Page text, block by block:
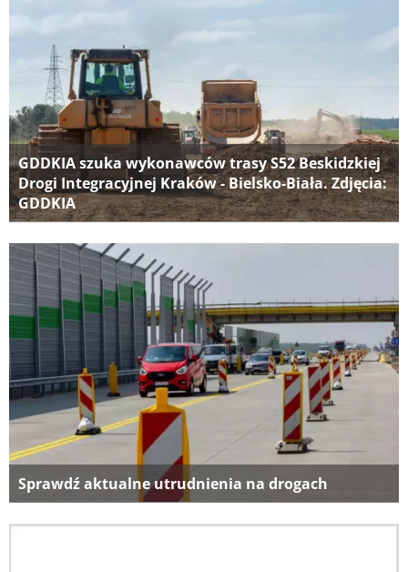
GDDKIA szuka wykonawców trasy S52 Beskidzkiej
Drogi Integracyjnej Kraków - Bielsko-Biała. Zdjęcia:
GDDKIA
Sprawdź aktualne utrudnienia na drogach